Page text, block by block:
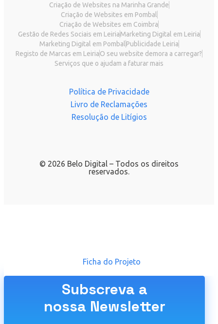
Criação de Websites na Marinha Grande
Criação de Websites em Pombal
Criação de Websites em Coimbra
Gestão de Redes Sociais em LeiriaMarketing Digital em Leiria
Marketing Digital em PombalPublicidade Leiria
Registo de Marcas em LeiriaO seu website demora a carregar?
Serviços que o ajudam a faturar mais
Política de Privacidade
Livro de Reclamações
Resolução de Litígios
© 2026 Belo Digital – Todos os direitos
reservados.
Ficha do Projeto
Subscreva a
nossa Newsletter